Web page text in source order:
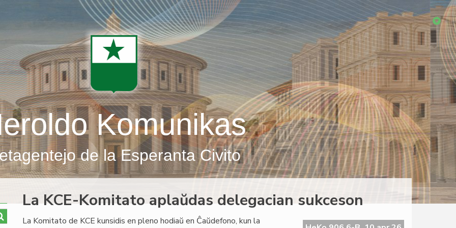
Komunikas
de la Esperanta Civito
La KCE-Komitato aplaŭdas delegacian sukceson
La Komitato de KCE kunsidis en pleno hodiaŭ en Ĉaŭdefono, kun la